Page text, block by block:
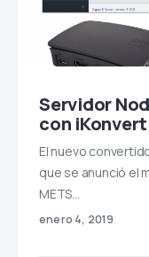
Servidor
con iKonvert
El nuevo
que se anunció el
METS…
enero 4, 2019